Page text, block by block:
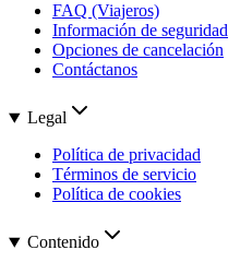
FAQ (Viajeros)
Información de seguridad
Opciones de cancelación
Contáctanos
Legal
Política de privacidad
Términos de servicio
Política de cookies
Contenido